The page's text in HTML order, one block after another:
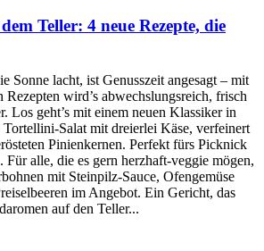
Teller: 4 neue Rezepte, die
Sonne lacht, ist Genusszeit angesagt – mit
Rezepten wird’s abwechslungsreich, frisch
Los geht’s mit einem neuen Klassiker in
Tortellini-Salat mit dreierlei Käse, verfeinert
Pinienkernen. Perfekt fürs Picknick
Für alle, die es gern herzhaft-veggie mögen,
mit Steinpilz-Sauce, Ofengemüse
im Angebot. Ein Gericht, das
auf den Teller...